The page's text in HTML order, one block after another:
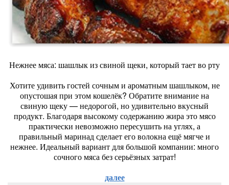
Нежнее мяса: шашлык из свиной щеки, который тает во рту
Хотите удивить гостей сочным и ароматным шашлыком, не
опустошая при этом кошелёк? Обратите внимание на
свиную щеку — недорогой, но удивительно вкусный
продукт. Благодаря высокому содержанию жира это мясо
практически невозможно пересушить на углях, а
правильный маринад сделает его волокна ещё мягче и
нежнее. Идеальный вариант для большой компании: много
сочного мяса без серьёзных затрат!
далее